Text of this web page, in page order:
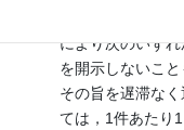
により次のいず
を開示しないこ
その旨を遅滞な
ては，1件あたり